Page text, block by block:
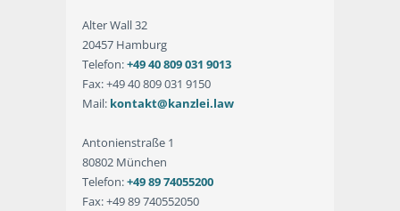
Alter Wall 32
20457 Hamburg
Telefon:+49 40 809 031 9013
Fax: +49 40 809 031 9150
Mail: kontakt@kanzlei.law
Antonienstraße 1
80802 München
Telefon:+49 89 74055200
Fax: +49 89 740552050